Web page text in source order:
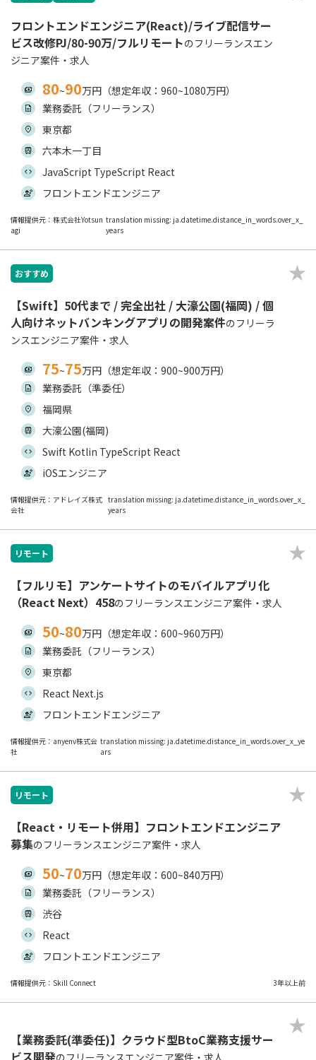
フロントエンドエンジニア(React)/ライブ配信サー
ビス改修PJ/80-90万/フルリモートのフリーランスエン
ジニア案件・求人
80~90万円（想定年収：960~1080万円）
業務委託（フリーランス）
東京都
六本木一丁目
JavaScript TypeScript React
フロントエンドエンジニア
情報提供元：株式会社Yotsun
agi
translation missing: ja.datetime.distance_in_words.over_x_
years
おすすめ
【Swift】50代まで / 完全出社 / 大濠公園(福岡) / 個
人向けネットバンキングアプリの開発案件のフリーラ
ンスエンジニア案件・求人
75~75万円（想定年収：900~900万円）
業務委託（準委任）
福岡県
大濠公園(福岡)
Swift Kotlin TypeScript React
iOSエンジニア
情報提供元：アドレイズ株式
会社
translation missing: ja.datetime.distance_in_words.over_x_
years
リモート
【フルリモ】アンケートサイトのモバイルアプリ化
（React Next）458のフリーランスエンジニア案件・求人
50~80万円（想定年収：600~960万円）
業務委託（フリーランス）
東京都
React Next.js
フロントエンドエンジニア
情報提供元：anyenv株式会
社
translation missing: ja.datetime.distance_in_words.over_x_ye
ars
リモート
【React・リモート併用】フロントエンドエンジニア
募集のフリーランスエンジニア案件・求人
50~70万円（想定年収：600~840万円）
業務委託（フリーランス）
渋谷
React
フロントエンドエンジニア
情報提供元：Skill Connect 3年以上前
【業務委託(準委任)】クラウド型BtoC業務支援サー
ビス開発のフリーランスエンジニア案件・求人